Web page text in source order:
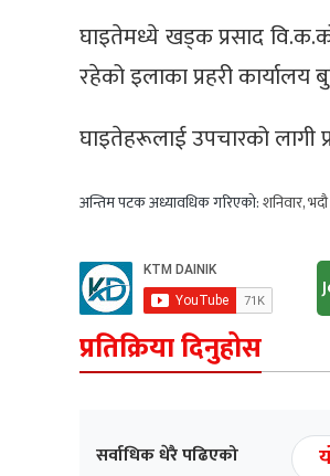
घाइतेमध्ये खड्क प्रसाद
रहेको इलाका प्रहरी कार्यालय
घाइतेहरूलाई उपचारको लागी
अन्तिम पटक अध्यावधिक गरिएको:शनिवार,
प्रतिक्रिया दिनुहोस
सर्वाधिक धेरै पढिएको